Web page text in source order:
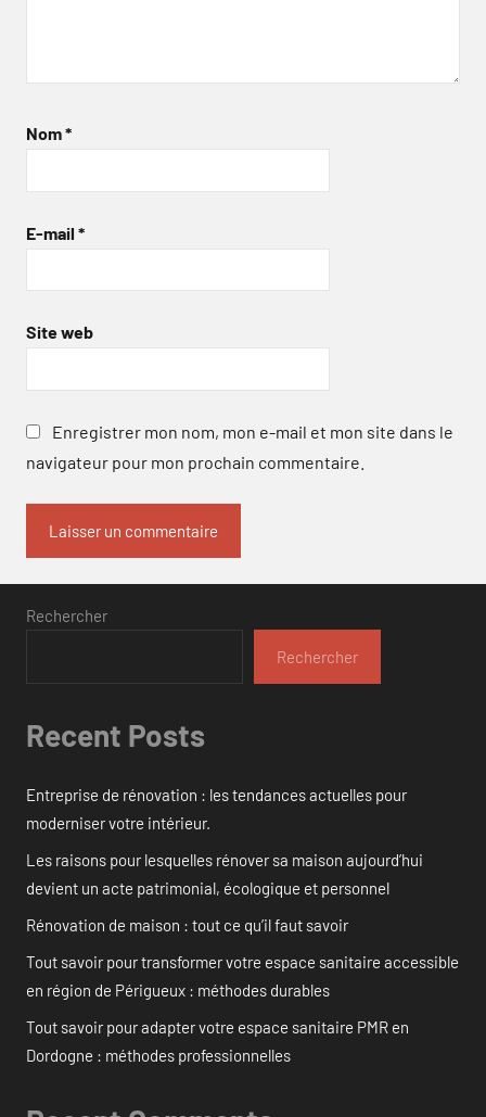
Nom*
E-mail *
Site web
Enregistrer mon nom, mon e-mail et mon site dans le
navigateur pour mon prochain commentaire.
Rechercher
Rechercher
Recent Posts
Entreprise de rénovation : les tendances actuelles pour
moderniser votre intérieur.
Les raisons pour lesquelles rénover sa maison aujourd’hui
devient un acte patrimonial, écologique et personnel
Rénovation de maison : tout ce qu’il faut savoir
Tout savoir pour transformer votre espace sanitaire accessible
en région de Périgueux : méthodes durables
Tout savoir pour adapter votre espace sanitaire PMR en
Dordogne : méthodes professionnelles